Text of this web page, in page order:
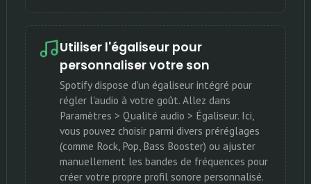
Utiliser l'égaliseur pour
personnaliser votre son
Spotify dispose d'un égaliseur intégré pour
régler l'audio à votre goût. Allez dans
Paramètres > Qualité audio > Égaliseur. Ici,
vous pouvez choisir parmi divers préréglages
(comme Rock, Pop, Bass Booster) ou ajuster
manuellement les bandes de fréquences pour
créer votre propre profil sonore personnalisé.